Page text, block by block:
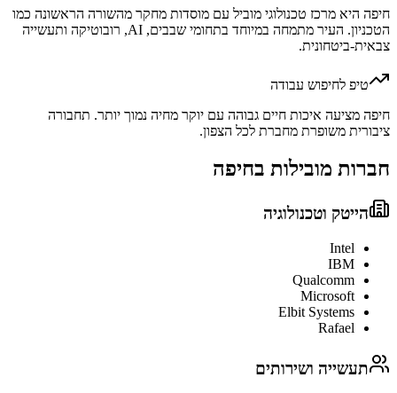
חיפה היא מרכז טכנולוגי מוביל עם מוסדות מחקר מהשורה הראשונה כמו
הטכניון. העיר מתמחה במיוחד בתחומי שבבים, AI, רובוטיקה ותעשייה
צבאית-ביטחונית.
טיפ לחיפוש עבודה
חיפה מציעה איכות חיים גבוהה עם יוקר מחיה נמוך יותר. תחבורה
ציבורית משופרת מחברת לכל הצפון.
חברות מובילות בחיפה
הייטק וטכנולוגיה
Intel
IBM
Qualcomm
Microsoft
Elbit Systems
Rafael
תעשייה ושירותים